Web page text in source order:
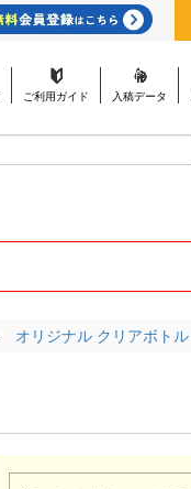
ご利用ガイド 入稿データ
オリジナル クリアボトル